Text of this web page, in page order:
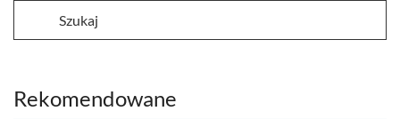
Rekomendowane